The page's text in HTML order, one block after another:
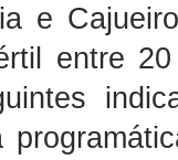
e
entre